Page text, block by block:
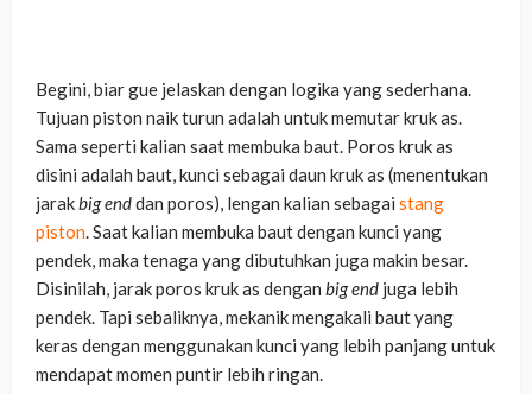
Begini, biar gue jelaskan dengan logika yang sederhana.
Tujuan piston naik turun adalah untuk memutar kruk as.
Sama seperti kalian saat membuka baut. Poros kruk as
disini adalah baut, kunci sebagai daun kruk as (menentukan
jarakbig enddan poros), lengan kalian sebagai stang
piston. Saat kalian membuka baut dengan kunci yang
pendek, maka tenaga yang dibutuhkan juga makin besar.
Disinilah, jarak poros kruk as dengan big end juga lebih
pendek. Tapi sebaliknya, mekanik mengakali baut yang
keras dengan menggunakan kunci yang lebih panjang untuk
mendapat momen puntir lebih ringan.